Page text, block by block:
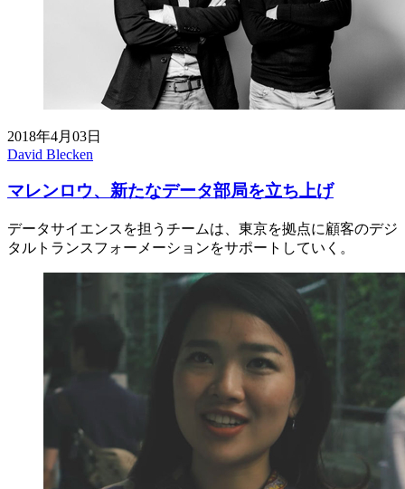
2018年4月03日
David Blecken
マレンロウ、新たなデータ部局を立ち上げ
データサイエンスを担うチームは、東京を拠点に顧客のデジ
タルトランスフォーメーションをサポートしていく。